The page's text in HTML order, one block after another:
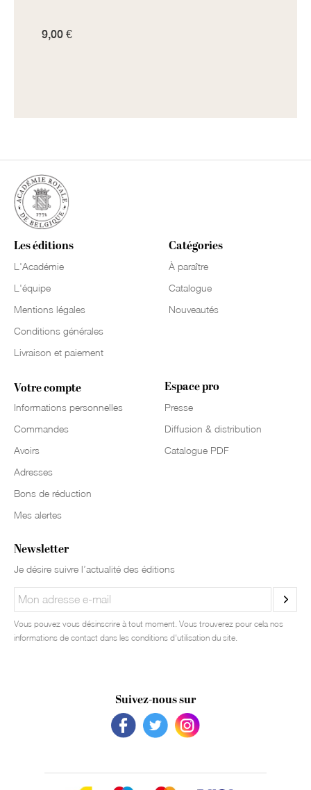
9,00 €
Les éditions
L'Académie
L'équipe
Mentions légales
Conditions générales
Livraison et paiement
Catégories
À paraître
Catalogue
Nouveautés
Votre compte
Informations personnelles
Commandes
Avoirs
Adresses
Bons de réduction
Mes alertes
Espace pro
Presse
Diffusion & distribution
Catalogue PDF
Newsletter
Je désire suivre l’actualité des éditions
Vous pouvez vous désinscrire à tout moment. Vous trouverez pour cela nos
informations de contact dans les conditions d'utilisation du site.
Suivez-nous sur